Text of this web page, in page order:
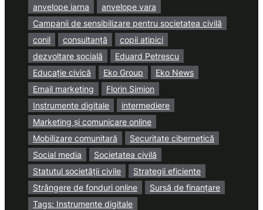
anvelope iarna
anvelope vara
Campanii de sensibilizare pentru societatea civilă
conil
consultanță
copii atipici
dezvoltare socială
Eduard Petrescu
Educație civică
Eko Group
Eko News
Email marketing
Florin Simion
Instrumente digitale
intermediere
Marketing și comunicare online
Mobilizare comunitară
Securitate cibernetică
Social media
Societatea civilă
Statutul societății civile
Strategii eficiente
Strângere de fonduri online
Sursă de finanțare
Tags: Instrumente digitale